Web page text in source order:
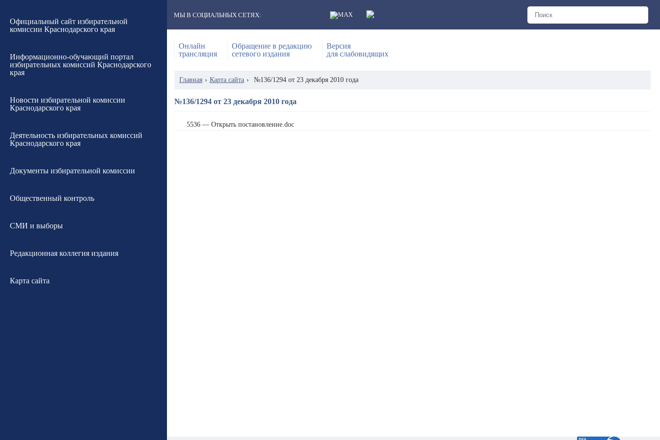
Официальный сайт избирательной
комиссии Краснодарского края
Информационно-обучающий портал
избирательных комиссий Краснодарского
края
Новости избирательной комиссии
Краснодарского края
Деятельность избирательных комиссий
Краснодарского края
Документы избирательной комиссии
Общественный контроль
СМИ и выборы
Редакционная коллегия издания
Карта сайта
МЫ В СОЦИАЛЬНЫХ СЕТЯХ:
Онлайн
трансляция
Обращение в редакцию
сетевого издания
Версия
для слабовидящих
Главная › Карта сайта › №136/1294 от 23 декабря 2010 года
№136/1294 от 23 декабря 2010 года
5536 — Открыть постановление.doc